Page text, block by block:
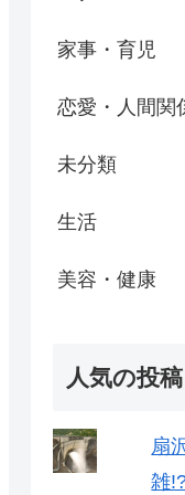
家事・育児
恋愛・人間関
未分類
生活
美容・健康
人気の投
扇
雑